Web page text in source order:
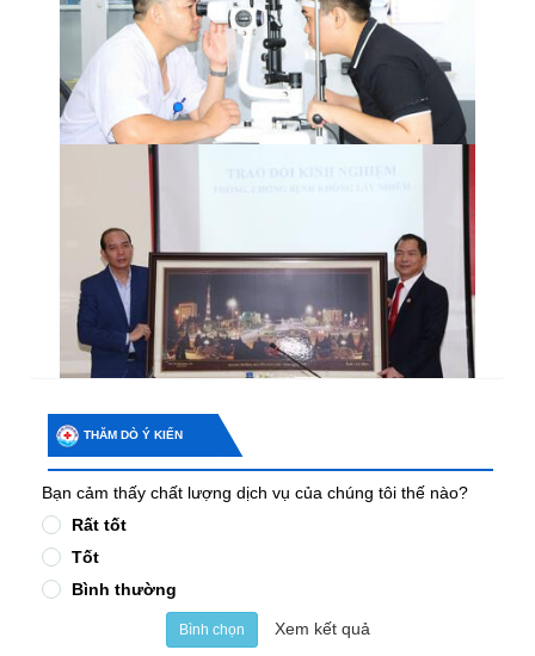
THĂM DÒ Ý KIẾN
Bạn cảm thấy chất lượng dịch vụ của chúng tôi thế nào?
Rất tốt
Tốt
Bình thường
Bình chọn Xem kết quả